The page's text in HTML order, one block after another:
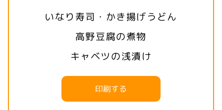
いなり寿司・かき揚げうどん
高野豆腐の煮物
キャベツの浅漬け
印刷する